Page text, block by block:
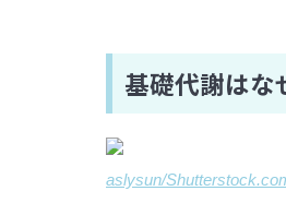
基礎代謝はな
aslysun/